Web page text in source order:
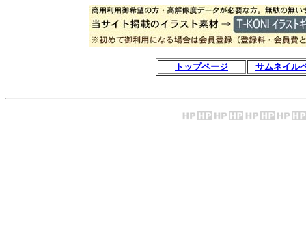
トップページ サムネイル